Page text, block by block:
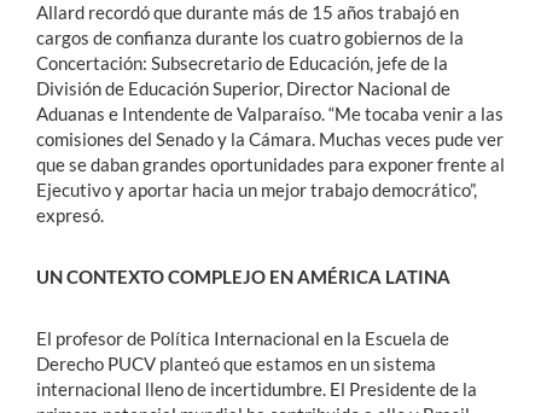
Allard recordó que durante más de 15 años trabajó en
cargos de confianza durante los cuatro gobiernos de la
Concertación: Subsecretario de Educación, jefe de la
División de Educación Superior, Director Nacional de
Aduanas e Intendente de Valparaíso. “Me tocaba venir a las
comisiones del Senado y la Cámara. Muchas veces pude ver
que se daban grandes oportunidades para exponer frente al
Ejecutivo y aportar hacia un mejor trabajo democrático”,
expresó.
UN CONTEXTO COMPLEJO EN AMÉRICA LATINA
El profesor de Política Internacional en la Escuela de
Derecho PUCV planteó que estamos en un sistema
internacional lleno de incertidumbre. El Presidente de la